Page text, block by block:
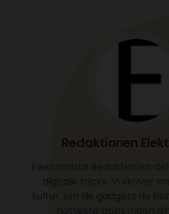
Redaktionen